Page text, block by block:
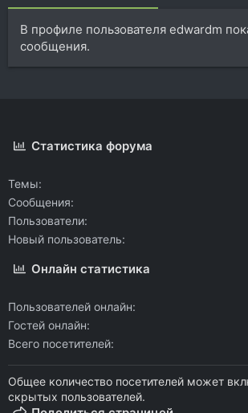
В профиле пользователя edwardm
сообщения.
Статистика форума
Темы
Сообщения
Пользователи
Новый пользователь
Онлайн статистика
Пользователей онлайн
Гостей онлайн
Всего посетителей
Общее количество посетителей может
скрытых пользователей.